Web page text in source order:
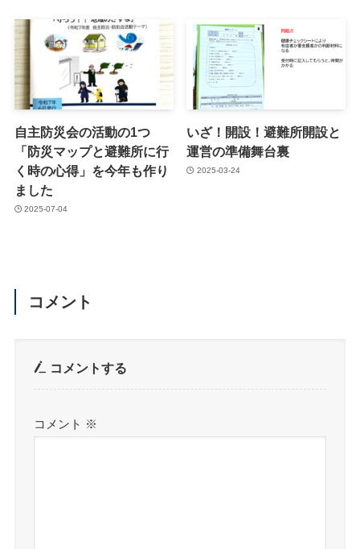
自主防災会の活動の1つ
「防災マップと避難所に行
く時の心得」を今年も作り
ました
2025-07-04
いざ！開設！避難所開設と
運営の準備舞台裏
2025-03-24
コメント
コメントする
コメント ※